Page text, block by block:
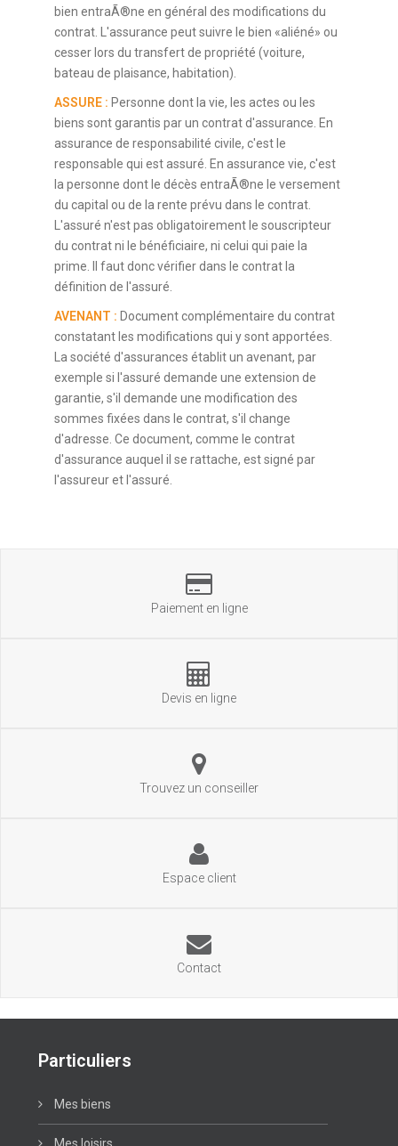
bien entraÃ®ne en général des modifications du
contrat. L'assurance peut suivre le bien «aliéné» ou
cesser lors du transfert de propriété (voiture,
bateau de plaisance, habitation).
ASSURE : Personne dont la vie, les actes ou les
biens sont garantis par un contrat d'assurance. En
assurance de responsabilité civile, c'est le
responsable qui est assuré. En assurance vie, c'est
la personne dont le décès entraÃ®ne le versement
du capital ou de la rente prévu dans le contrat.
L'assuré n'est pas obligatoirement le souscripteur
du contrat ni le bénéficiaire, ni celui qui paie la
prime. Il faut donc vérifier dans le contrat la
définition de l'assuré.
AVENANT : Document complémentaire du contrat
constatant les modifications qui y sont apportées.
La société d'assurances établit un avenant, par
exemple si l'assuré demande une extension de
garantie, s'il demande une modification des
sommes fixées dans le contrat, s'il change
d'adresse. Ce document, comme le contrat
d'assurance auquel il se rattache, est signé par
l'assureur et l'assuré.
Paiement en ligne
Devis en ligne
Trouvez un conseiller
Espace client
Contact
Particuliers
Mes biens